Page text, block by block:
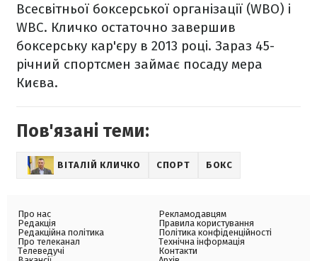
Всесвітньої боксерської організації (WBO) і
WBC. Кличко остаточно завершив
боксерську кар'єру в 2013 році. Зараз 45-
річний спортсмен займає посаду мера
Києва.
Пов'язані теми:
ВІТАЛІЙ КЛИЧКО СПОРТ БОКС
Про нас
Редакція
Редакційна політика
Про телеканал
Телеведучі
Рекламодавцям
Правила користування
Політика конфіденційності
Технічна інформація
Контакти